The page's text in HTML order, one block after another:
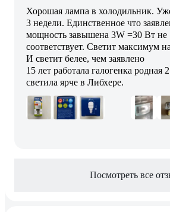
Хорошая лампа в холодильник.
3 недели. Единственное что
мощность завышена 3W =30 Вт не
соответствует. Светит максимум
И светит белее, чем заявлено
15 лет работала галогенка родная
светила ярче в Либхере.
Посмотреть все